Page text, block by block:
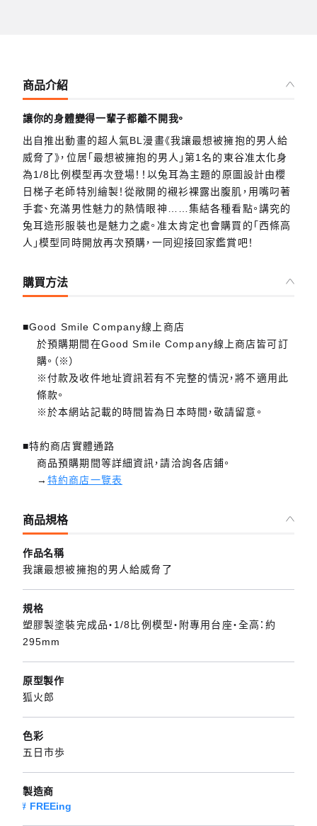
商品介紹
讓你的身體變得一輩子都離不開我。
出自推出動畫的超人氣BL漫畫《我讓最想被擁抱的男人給
威脅了》，位居「最想被擁抱的男人」第1名的東谷准太化身
為1/8比例模型再次登場！！以兔耳為主題的原圖設計由櫻
日梯子老師特別繪製！從敞開的襯衫裸露出腹肌，用嘴叼著
手套、充滿男性魅力的熱情眼神……集結各種看點。講究的
兔耳造形服裝也是魅力之處。准太肯定也會購買的「西條高
人」模型同時開放再次預購，一同迎接回家鑑賞吧！
購買方法
■Good Smile Company線上商店
於預購期間在Good Smile Company線上商店皆可訂
購。（※）
※付款及收件地址資訊若有不完整的情況，將不適用此
條款。
※於本網站記載的時間皆為日本時間，敬請留意。
■特約商店實體通路
商品預購期間等詳細資訊，請洽詢各店鋪。
→特約商店一覽表
商品規格
作品名稱
我讓最想被擁抱的男人給威脅了
規格
塑膠製塗裝完成品・1/8比例模型‧附專用台座‧全高：約
295mm
原型製作
狐火郎
色彩
五日市歩
製造商
FREEing